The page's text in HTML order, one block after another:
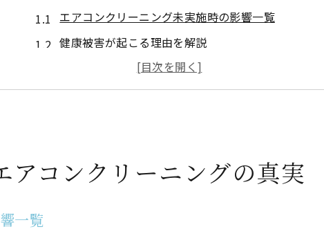
エアコンクリーニング未実施時の影響一覧
健康被害が起こる理由を解説
放置が故障や高額修理につながる仕組み
エアコンクリーニングをしないとどうなるか
エアコンクリーニングで減るカビとアレルギー
コンクリーニングの真実
一覧